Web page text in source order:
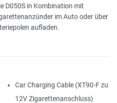
D050S in Kombination mit
im Auto oder über
aufladen.
Car Charging Cable (XT90-F zu
12V Zigarettenanschluss)